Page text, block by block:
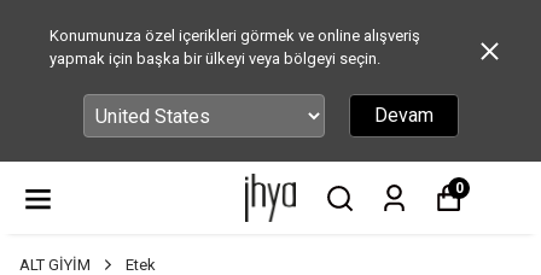
Konumunuza özel içerikleri görmek ve online alışveriş
yapmak için başka bir ülkeyi veya bölgeyi seçin.
Devam
0
ALT GİYİM Etek